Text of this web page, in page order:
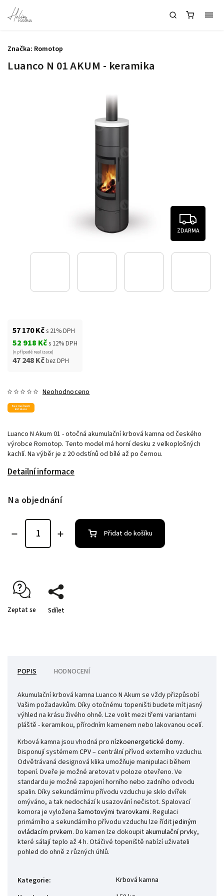
Luanco N 01 AKUM - keramika
ZDARMA
57 170 Kčs 21% DPH
52 918 Kčs 12% DPH
(v případě realizace)
47 248 Kčbez DPH
Bez možnosti
instalace
Neohodnoceno
Luanco N Akum 01 - otočná akumulační krbová kamna od českého
výrobce Romotop. Tento model má horní desku z velkoplošných
kachlí. Na výběr je z 20 odstínů od bílé až po černou.
Detailní informace
Značka: Romotop
Na objednání
Přidat do košíku
Zeptat se Sdílet
POPIS HODNOCENÍ
Akumulační krbová kamna Luanco N Akum se vždy přizpůsobí
Vašim požadavkům. Díky otočnému topeništi budete mít jasný
výhled na krásu živého ohně. Lze volit mezi třemi variantami
pláště - keramikou, přírodním kamenem nebo lakovanou ocelí.
Krbová kamna jsou vhodná pro nízkoenergetické domy.
Disponují systémem CPV– centrální přívod externího vzduchu.
Odvětrávaná designová klika umožňuje manipulaci během
topení. Dveře je možné aretovat v poloze otevřeno. Ve
standardu je možné zapojení horního nebo zadního odvodu
spalin. Díky sekundárnímu přívodu vzduchu je sklo dvířek
omýváno, a tak nedochází k usazování nečistot. Spalovací
komora je vyložena šamotovými tvarovkami. Regulaci
primárního a sekundárního přívodu vzduchu lze říditjediným
ovládacím prvkem. Do kamen lze dokoupit akumulační prvky,
které sálají teplo až 4 h. Otáčivé topeniště nabízí uživateli
pohled do ohně z různých úhlů.
Kategorie:
Krbová kamna